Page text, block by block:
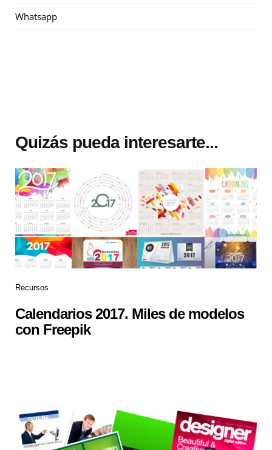
Whatsapp
Quizás pueda interesarte...
Recursos
Calendarios 2017. Miles de modelos
con Freepik